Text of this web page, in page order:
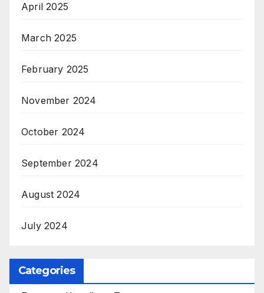
April 2025
March 2025
February 2025
November 2024
October 2024
September 2024
August 2024
July 2024
Categories